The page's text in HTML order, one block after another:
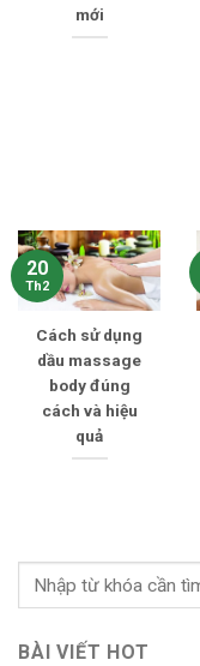
mới
Cách sử dụng
dầu massage
body đúng
cách và hiệu
quả
20
Th2
BÀI VIẾT HOT